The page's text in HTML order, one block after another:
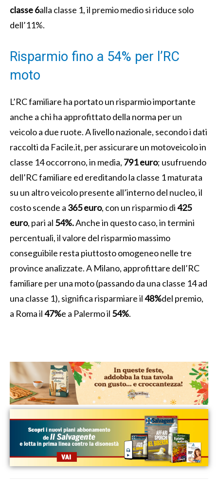
classe 6alla classe 1, il premio medio si riduce solo
dell’11%.
Risparmio fino a 54% per l’RC
moto
L’RC familiare ha portato un risparmio importante
anche a chi ha approfittato della norma per un
veicolo a due ruote. A livello nazionale, secondo i dati
raccolti da Facile.it, per assicurare un motoveicolo in
classe 14 occorrono, in media, 791 euro; usufruendo
dell’RC familiare ed ereditando la classe 1 maturata
su un altro veicolo presente all’interno del nucleo, il
costo scende a 365 euro, con un risparmio di425
euro, pari al 54%.Anche in questo caso, in termini
percentuali, il valore del risparmio massimo
conseguibile resta piuttosto omogeneo nelle tre
province analizzate. A Milano, approfittare dell’RC
familiare per una moto (passando da una classe 14 ad
una classe 1), significa risparmiare il48%del premio,
a Roma il47%e a Palermo il 54%.